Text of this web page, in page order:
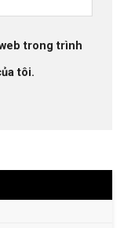
trong trình
tôi.